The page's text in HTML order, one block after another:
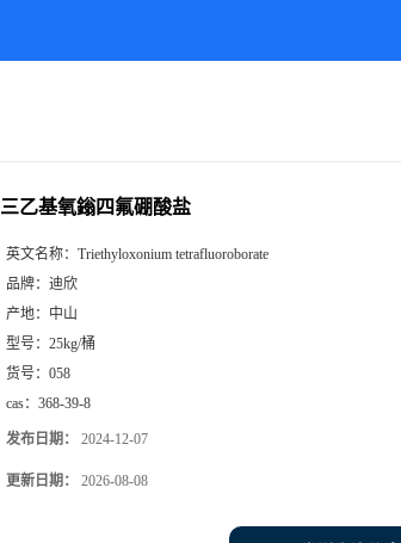
三乙基氧鎓四氟硼酸盐
英文名称： Triethyloxonium tetrafluoroborate
品牌： 迪欣
产地： 中山
型号： 25kg/桶
货号： 058
cas： 368-39-8
发布日期： 2024-12-07
更新日期： 2026-08-08